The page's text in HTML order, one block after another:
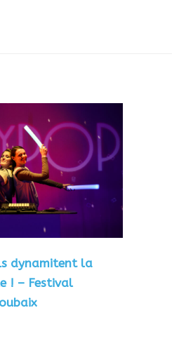
dynamitent la
! – Festival